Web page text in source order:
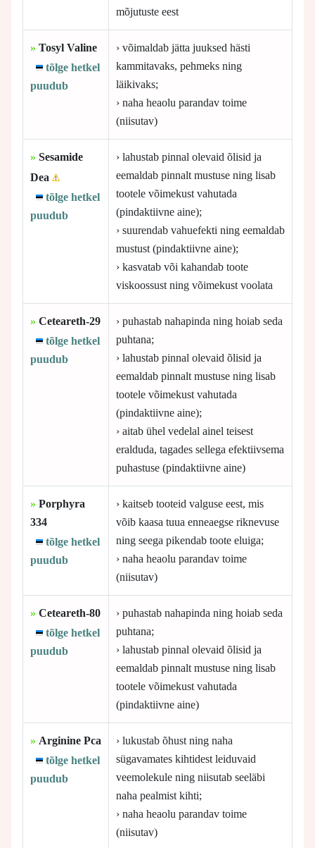
mõjutuste eest
» Tosyl Valine
tõlge hetkel
puudub
› võimaldab jätta juuksed hästi
kammitavaks, pehmeks ning
läikivaks;
› naha heaolu parandav toime
(niisutav)
» Sesamide
Dea
tõlge hetkel
puudub
› lahustab pinnal olevaid õlisid ja
eemaldab pinnalt mustuse ning lisab
tootele võimekust vahutada
(pindaktiivne aine);
› suurendab vahuefekti ning eemaldab
mustust (pindaktiivne aine);
› kasvatab või kahandab toote
viskoossust ning võimekust voolata
» Ceteareth-29
tõlge hetkel
puudub
› puhastab nahapinda ning hoiab seda
puhtana;
› lahustab pinnal olevaid õlisid ja
eemaldab pinnalt mustuse ning lisab
tootele võimekust vahutada
(pindaktiivne aine);
› aitab ühel vedelal ainel teisest
eralduda, tagades sellega efektiivsema
puhastuse (pindaktiivne aine)
» Porphyra
334
tõlge hetkel
puudub
› kaitseb tooteid valguse eest, mis
võib kaasa tuua enneaegse riknevuse
ning seega pikendab toote eluiga;
› naha heaolu parandav toime
(niisutav)
» Ceteareth-80
tõlge hetkel
puudub
› puhastab nahapinda ning hoiab seda
puhtana;
› lahustab pinnal olevaid õlisid ja
eemaldab pinnalt mustuse ning lisab
tootele võimekust vahutada
(pindaktiivne aine)
» Arginine Pca
tõlge hetkel
puudub
› lukustab õhust ning naha
sügavamates kihtidest leiduvaid
veemolekule ning niisutab seeläbi
naha pealmist kihti;
› naha heaolu parandav toime
(niisutav)